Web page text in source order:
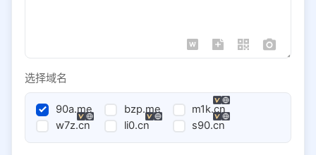
选择域名
90a.me bzp.me
m1k.cn
w7z.cn
li0.cn s90.cn